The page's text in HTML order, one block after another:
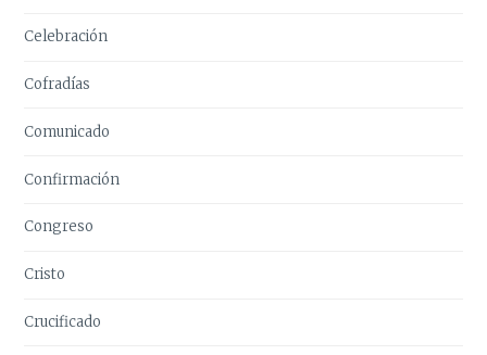
Celebración
Cofradías
Comunicado
Confirmación
Congreso
Cristo
Crucificado